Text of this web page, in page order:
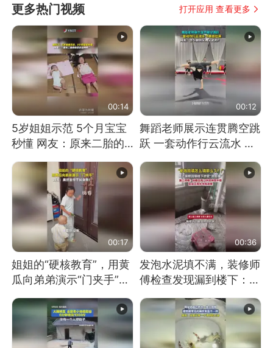
更多热门视频 打开应用 查看更多
00:14
5岁姐姐示范 5个月宝宝
秒懂 网友：原来二胎的
00:12
舞蹈老师展示连贯腾空跳
跃 一套动作行云流水 节
到又舞又武的？
00:17
姐姐的“硬核教育”，用黄
瓜向弟弟演示“门夹手”，
教！
00:36
发泡水泥填不满，装修师
傅检查发现漏到楼下：出